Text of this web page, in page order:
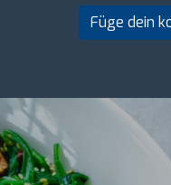
Füge dein